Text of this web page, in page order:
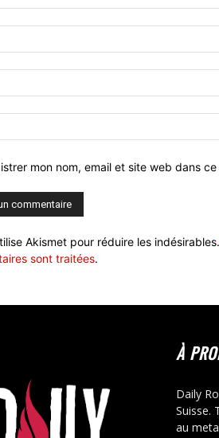
mon nom, email et site web dans
Akismet pour réduire les indésirables.
sont traitées.
À
Daily
Suisse.
au